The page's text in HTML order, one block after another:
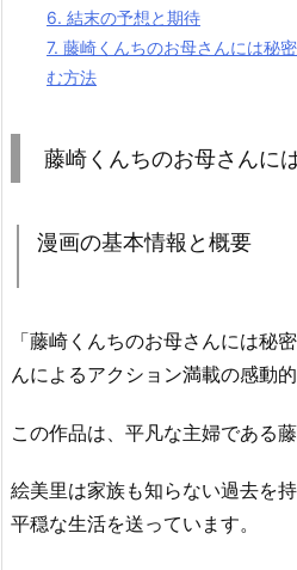
6. 結末の予想と期待
7. 藤崎くんちのお母さんには秘
む方法
藤崎くんちのお母さんに
漫画の基本情報と概要
「藤崎くんちのお母さんには秘
んによるアクション満載の感動
この作品は、平凡な主婦である
絵美里は家族も知らない過去を
平穏な生活を送っています。